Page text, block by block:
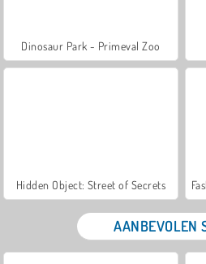
Dinosaur Park - Primeval Zoo
Hidden Object: Street of Secrets
AANBEVOLEN